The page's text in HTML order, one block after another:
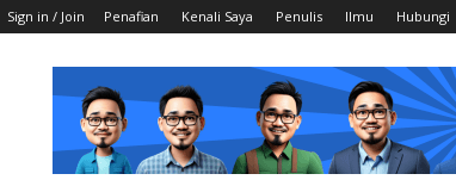
Sign in / Join Penafian Kenali Saya Penulis Ilmu Hubungi